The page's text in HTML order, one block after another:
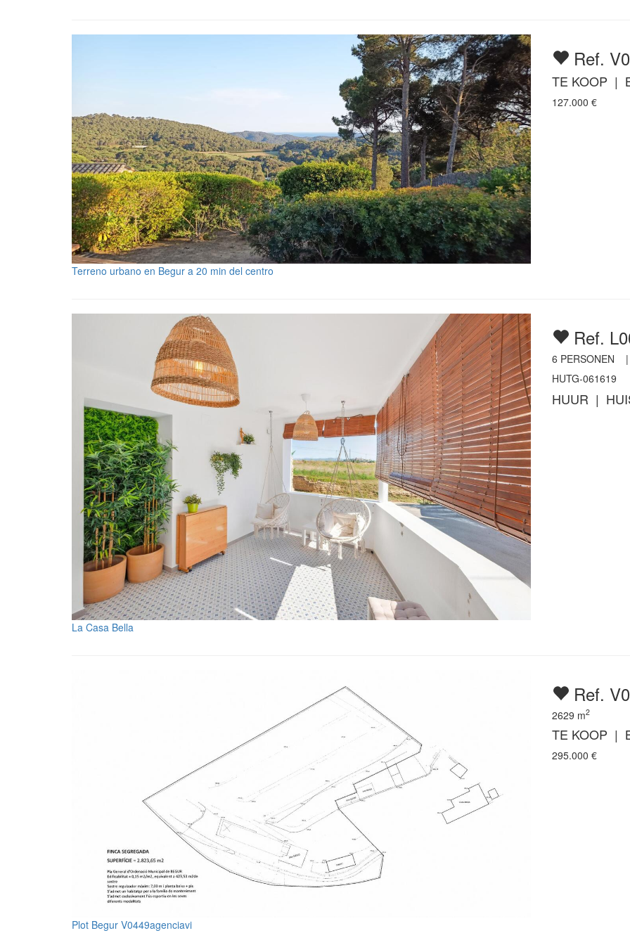
Terreno urbano en Begur a 20 min del centro
Ref.
TE KOOP |
127.000 €
La Casa Bella
Ref.
6 PERSONEN |
HUTG-061619
HUUR |
Plot Begur V0449agenciavi
Ref.
2629 m2
TE KOOP |
295.000 €